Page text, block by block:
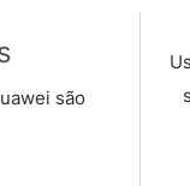
são